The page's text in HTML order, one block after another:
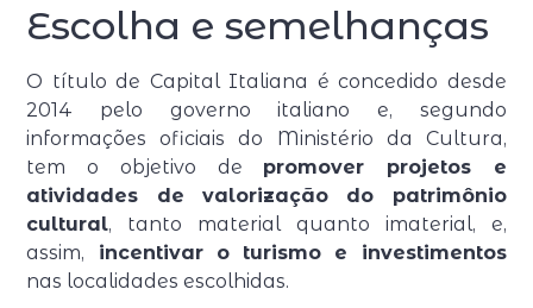
Escolha e semelhanças
O título de Capital Italiana é concedido desde
2014 pelo governo italiano e, segundo
informações oficiais do Ministério da Cultura,
tem o objetivo de promover projetos e
atividades de valorização do patrimônio
cultural, tanto material quanto imaterial, e,
assim, incentivar o turismo e investimentos
nas localidades escolhidas.